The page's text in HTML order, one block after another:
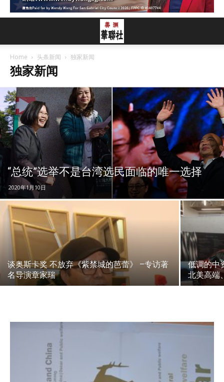
Home 头条新闻 独家新闻
独家新闻
“总统”选举不是台湾选民面临的唯一选择
2020年1月10日
谈奥斯卡奖 不放弃《紫禁城的芭蕾》 –专访著
名导演章家瑞
低调的中
北美高端